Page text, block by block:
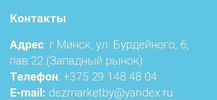
Контакты
Адрес: г.Минск, ул. Бурдейного, 6,
пав.22 (Западный рынок)
Телефон: +375 29 148 48 04
E-mail: dezmarketby@yandex.ru